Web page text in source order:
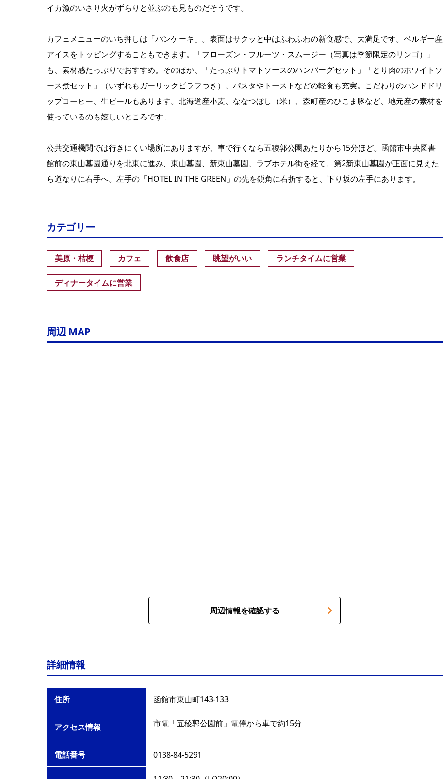
イカ漁のいさり火がずらりと並ぶのも見ものだそうです。
カフェメニューのいち押しは「パンケーキ」。表面はサクッと中はふわふわの新食感で、大満足です。ベルギー産
アイスをトッピングすることもできます。「フローズン・フルーツ・スムージー（写真は季節限定のリンゴ）」
も、素材感たっぷりでおすすめ。そのほか、「たっぷりトマトソースのハンバーグセット」「とり肉のホワイトソ
ース煮セット」（いずれもガーリックピラフつき）、パスタやトーストなどの軽食も充実。こだわりのハンドドリ
ップコーヒー、生ビールもあります。北海道産小麦、ななつぼし（米）、森町産のひこま豚など、地元産の素材を
使っているのも嬉しいところです。
公共交通機関では行きにくい場所にありますが、車で行くなら五稜郭公園あたりから15分ほど。函館市中央図書
館前の東山墓園通りを北東に進み、東山墓園、新東山墓園、ラブホテル街を経て、第2新東山墓園が正面に見えた
ら道なりに右手へ。左手の「HOTEL IN THE GREEN」の先を鋭角に右折すると、下り坂の左手にあります。
カテゴリー
美原・桔梗 カフェ 飲食店 眺望がいい ランチタイムに営業
ディナータイムに営業
周辺 MAP
周辺情報を確認する
詳細情報
住所 函館市東山町143-133
アクセス情報 市電「五稜郭公園前」電停から車で約15分
電話番号 0138-84-5291